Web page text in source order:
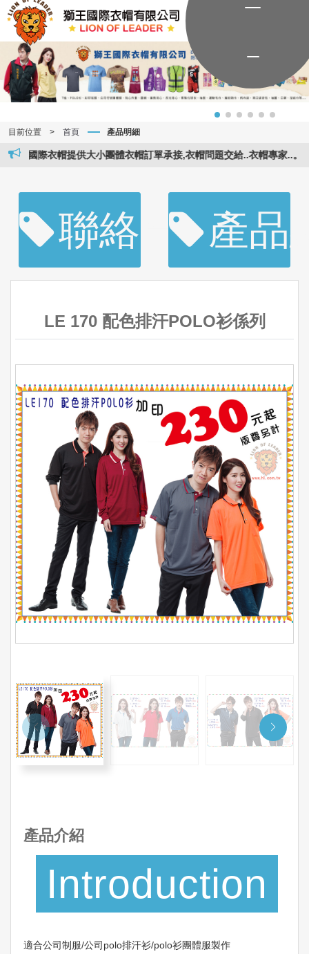
目前位置 > 首頁 產品明細
國際衣帽提供大小團體衣帽訂單承接,衣帽問題交給..衣帽專家..。獅王
聯絡資訊產品
LE 170 配色排汗POLO衫係列
產品介紹
Introduction
適合公司制服/公司polo排汗衫/polo衫團體服製作